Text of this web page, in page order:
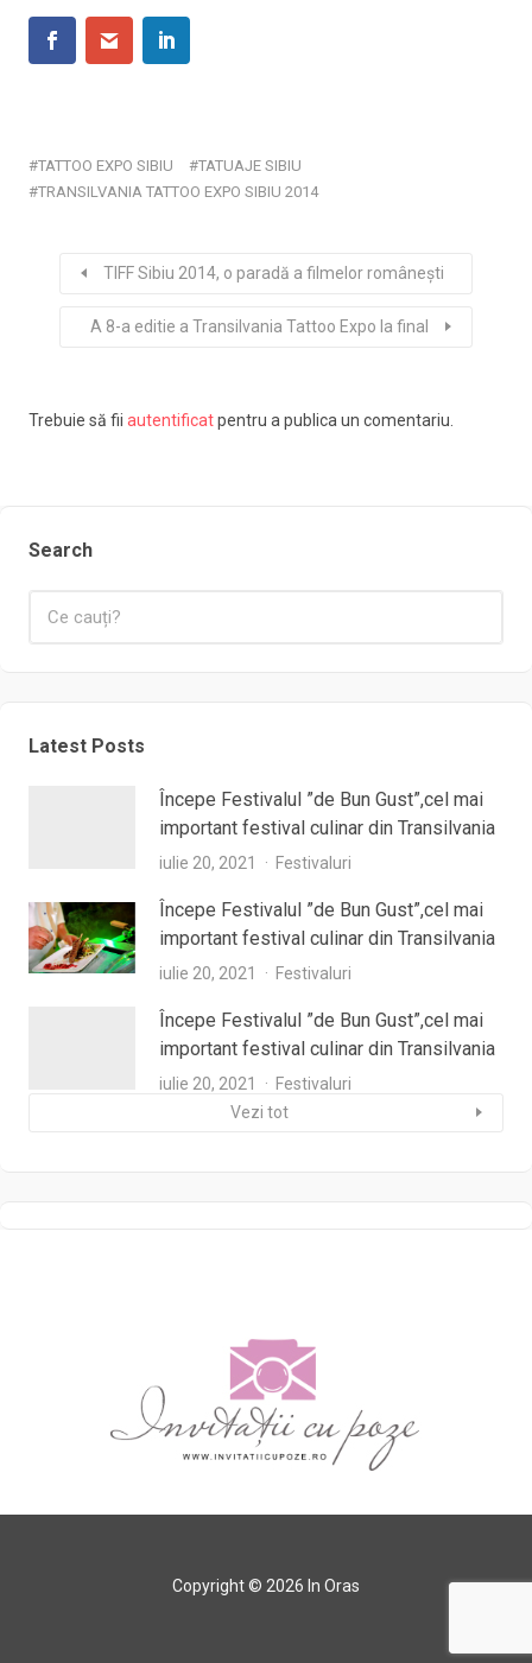
TATTOO EXPO SIBIU
TATUAJE SIBIU
TRANSILVANIA TATTOO EXPO SIBIU 2014
TIFF Sibiu 2014, o paradă a filmelor românești
A 8-a editie a Transilvania Tattoo Expo la final
Trebuie să fii autentificatpentru a publica un comentariu.
Search
Latest Posts
Începe Festivalul ”de Bun Gust”,cel mai
important festival culinar din Transilvania
iulie 20, 2021 Festivaluri
Începe Festivalul ”de Bun Gust”,cel mai
important festival culinar din Transilvania
iulie 20, 2021 Festivaluri
Începe Festivalul ”de Bun Gust”,cel mai
important festival culinar din Transilvania
iulie 20, 2021
Festivaluri
Vezi tot
Copyright © 2026 In Oras